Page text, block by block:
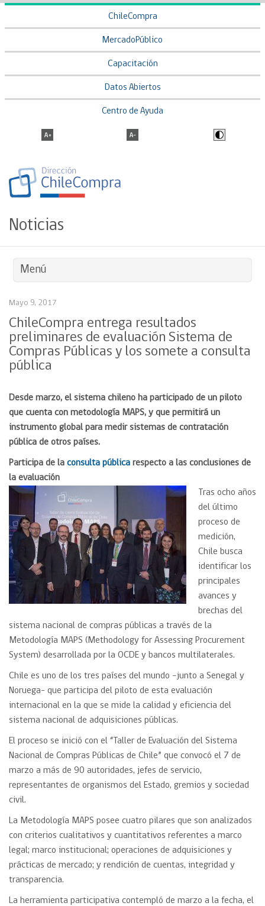
ChileCompra
MercadoPúblico
Capacitación
Datos Abiertos
Centro de Ayuda
Noticias
Menú
Mayo 9, 2017
ChileCompra entrega resultados
preliminares de evaluación Sistema de
Compras Públicas y los somete a consulta
pública
Desde marzo, el sistema chileno ha participado de un piloto
que cuenta con metodología MAPS, y que permitirá un
instrumento global para medir sistemas de contratación
pública de otros países.
Participa de la consulta pública respecto a las conclusiones de
la evaluación
Tras ocho años
del último
proceso de
medición,
Chile busca
identificar los
principales
avances y
brechas del
sistema nacional de compras públicas a través de la
Metodología MAPS (Methodology for Assessing Procurement
System) desarrollada por la OCDE y bancos multilaterales.
Chile es uno de los tres países del mundo –junto a Senegal y
Noruega- que participa del piloto de esta evaluación
internacional en la que se mide la calidad y eficiencia del
sistema nacional de adquisiciones públicas.
El proceso se inició con el “Taller de Evaluación del Sistema
Nacional de Compras Públicas de Chile” que convocó el 7 de
marzo a más de 90 autoridades, jefes de servicio,
representantes de organismos del Estado, gremios y sociedad
civil.
La Metodología MAPS posee cuatro pilares que son analizados
con criterios cualitativos y cuantitativos referentes a marco
legal; marco institucional; operaciones de adquisiciones y
prácticas de mercado; y rendición de cuentas, integridad y
transparencia.
La herramienta participativa contempló de marzo a la fecha, el